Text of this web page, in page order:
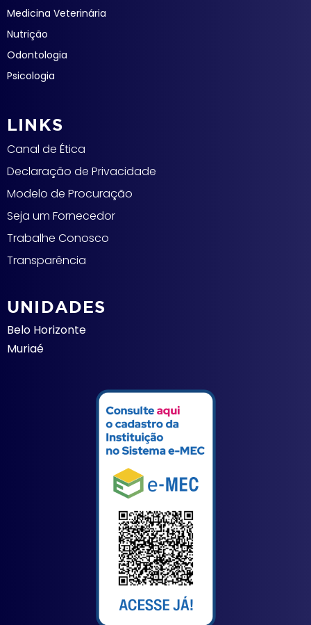
Medicina Veterinária
Nutrição
Odontologia
Psicologia
LINKS
Canal de Ética
Declaração de Privacidade
Modelo de Procuração
Seja um Fornecedor
Trabalhe Conosco
Transparência
UNIDADES
Belo Horizonte
Muriaé